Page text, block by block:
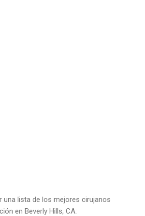
una lista de los mejores cirujanos
en Beverly Hills, CA: